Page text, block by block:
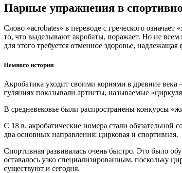
Парные упражнения в
Слово «acrobates» в переводе с греческого
то, что выделывают акробаты, поражает. Но не
для этого требуется отменное здоровье,
Немного истории
Акробатика уходит своими корнями в древние
гуляниях показывали артисты, называемые
В средневековье были распространены конкурсы
С 18 в. акробатические номера стали
два основных направления: цирковая и спортивная.
Спортивная развивалась очень быстро. Это было
оставалось узко специализированным, поскольку
существуют и сегодня.